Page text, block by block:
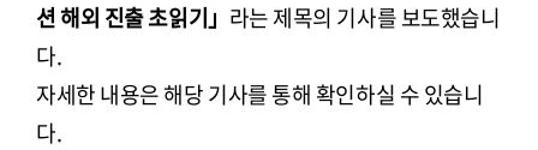
션 해외 진출 초읽기」 라는 제목의 기사를 보도했습니
다.
자세한 내용은 해당 기사를 통해 확인하실 수 있습니
다.